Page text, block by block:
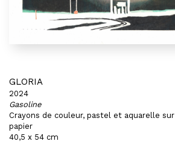
GLORIA
2024
Gasoline
Crayons de couleur, pastel et aquarelle sur
papier
40,5 x 54 cm